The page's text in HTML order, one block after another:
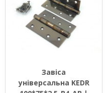
Завіса
універсальна KEDR